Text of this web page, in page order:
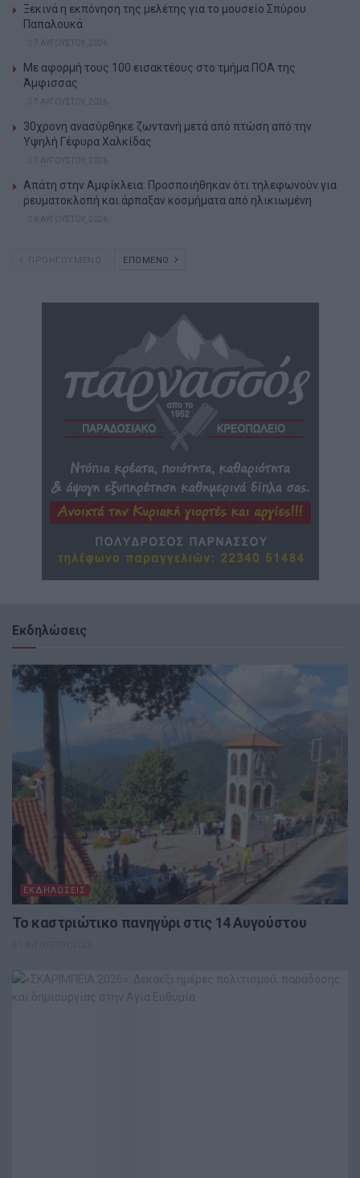
Ξεκινά η εκπόνηση της μελέτης για το μουσείο Σπύρου
Παπαλουκά
7 ΑΥΓΟΎΣΤΟΥ, 2026
Με αφορμή τους 100 εισακτέους στο τμήμα ΠΟΑ της
Άμφισσας
7 ΑΥΓΟΎΣΤΟΥ, 2026
30χρονη ανασύρθηκε ζωντανή μετά από πτώση από την
Υψηλή Γέφυρα Χαλκίδας
7 ΑΥΓΟΎΣΤΟΥ, 2026
Απάτη στην Αμφίκλεια: Προσποιήθηκαν ότι τηλεφωνούν για
ρευματοκλοπή και άρπαξαν κοσμήματα από ηλικιωμένη
6 ΑΥΓΟΎΣΤΟΥ, 2026
ΠΡΟΗΓΟΥΜΕΝΟ ΕΠΟΜΕΝΟ
Εκδηλώσεις
ΕΚΔΗΛΏΣΕΙΣ
Το καστριώτικο πανηγύρι στις 14 Αυγούστου